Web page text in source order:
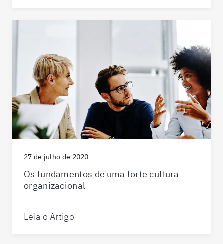
27 de julho de 2020
Os fundamentos de uma forte cultura
organizacional
Leia o Artigo